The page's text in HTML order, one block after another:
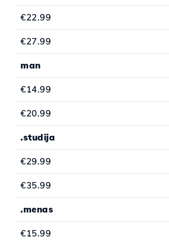
€22.99
€27.99
man
€14.99
€20.99
.studija
€29.99
€35.99
.menas
€15.99